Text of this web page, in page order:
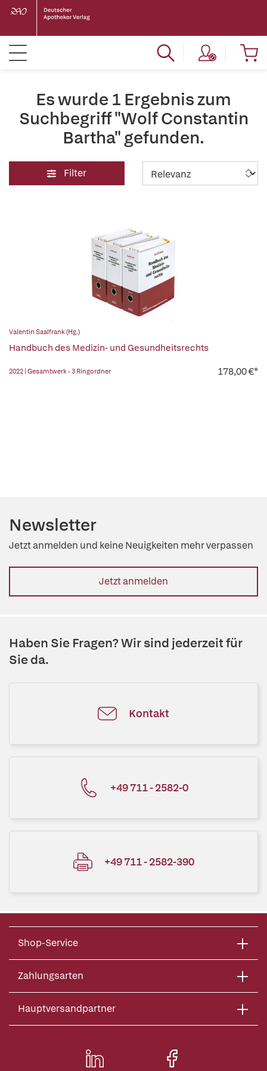
Es wurde 1 Ergebnis zum
Suchbegriff "Wolf Constantin
Bartha" gefunden.
Filter
Valentin Saalfrank (Hg.)
Handbuch des Medizin- und Gesundheitsrechts
2022 | Gesamtwerk - 3 Ringordner 178,00 €*
Newsletter
Jetzt anmelden und keine Neuigkeiten mehr verpassen
Jetzt anmelden
Haben Sie Fragen? Wir sind jederzeit für
Sie da.
Kontakt
+49 711 - 2582-0
+49 711 - 2582-390
Shop-Service
Zahlungsarten
Hauptversandpartner